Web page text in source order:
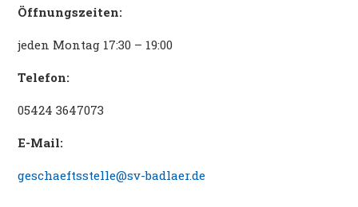
Öffnungszeiten:
jeden Montag 17:30 – 19:00
Telefon:
05424 3647073
E-Mail:
geschaeftsstelle@sv-badlaer.de